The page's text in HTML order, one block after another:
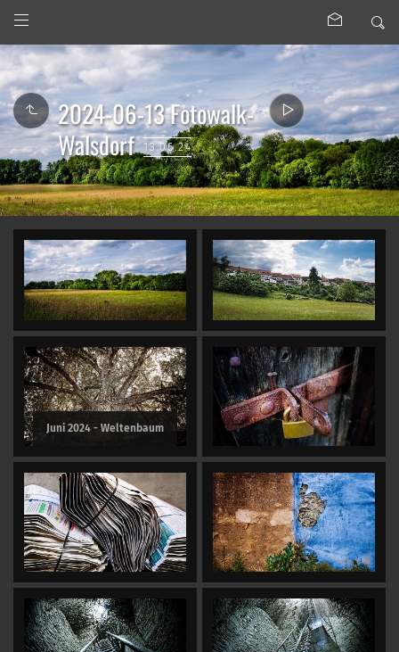
2024-06-13 Fotowalk-
Walsdorf
13.06.24
Juni 2024 - Weltenbaum